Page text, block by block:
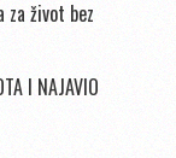
za život bez
I NAJAVIO